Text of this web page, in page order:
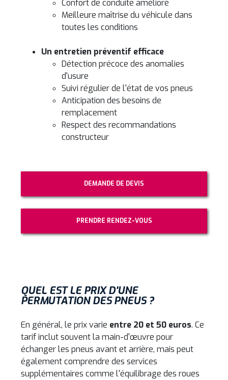
Confort de conduite amélioré
Meilleure maîtrise du véhicule dans
toutes les conditions
Un entretien préventif efficace
Détection précoce des anomalies
d'usure
Suivi régulier de l'état de vos pneus
Anticipation des besoins de
remplacement
Respect des recommandations
constructeur
DEMANDE DE DEVIS
PRENDRE RENDEZ-VOUS
QUEL EST LE PRIX D'UNE
PERMUTATION DES PNEUS ?
En général, le prix varie entre 20 et 50 euros. Ce
tarif inclut souvent la main-d'œuvre pour
échanger les pneus avant et arrière, mais peut
également comprendre des services
supplémentaires comme l'équilibrage des roues